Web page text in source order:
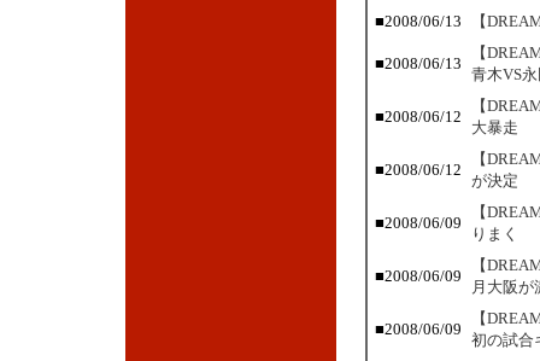
■2008/06/13
【
■2008/06/13
【
青木VS
■2008/06/12
【
大暴走
■2008/06/12
【
が決定
■2008/06/09
【
りまく
■2008/06/09
【
月大阪が
■2008/06/09
【
初の試合